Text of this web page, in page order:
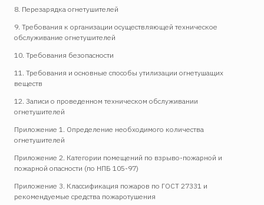
8. Перезарядка огнетушителей
9. Требования к организации осуществляющей техническое
обслуживание огнетушителей
10. Требования безопасности
11. Требования и основные способы утилизации огнетушащих
веществ
12. Записи о проведенном техническом обслуживании
огнетушителей
Приложение 1. Определение необходимого количества
огнетушителей
Приложение 2. Категории помещений по взрыво-пожарной и
пожарной опасности (по НПБ 105-97)
Приложение 3. Классификация пожаров по ГОСТ 27331 и
рекомендуемые средства пожаротушения